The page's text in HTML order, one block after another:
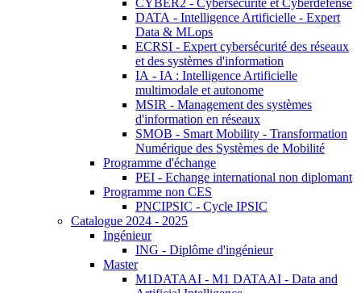
CYBER2 - Cybersécurité et Cyberdéfense
DATA - Intelligence Artificielle - Expert
Data & MLops
ECRSI - Expert cybersécurité des réseaux
et des systèmes d'information
IA - IA : Intelligence Artificielle
multimodale et autonome
MSIR - Management des systèmes
d'information en réseaux
SMOB - Smart Mobility - Transformation
Numérique des Systèmes de Mobilité
Programme d'échange
PEI - Echange international non diplomant
Programme non CES
PNCIPSIC - Cycle IPSIC
Catalogue 2024 - 2025
Ingénieur
ING - Diplôme d'ingénieur
Master
M1DATAAI - M1 DATAAI - Data and